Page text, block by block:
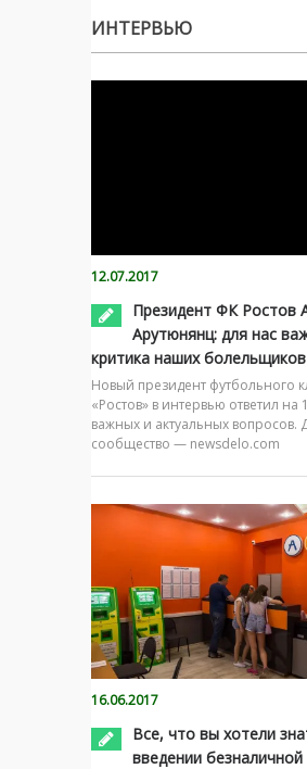
ИНТЕРВЬЮ
12.07.2017
Президент ФК Ростов
Арутюнянц: для нас
критика наших болельщиков
Новый президент футбольного
«Ростов» в интервью ответил на
важных и актуальных вопросов.
сообщество — newsdelo.com
16.06.2017
Все, что вы хотели
введении